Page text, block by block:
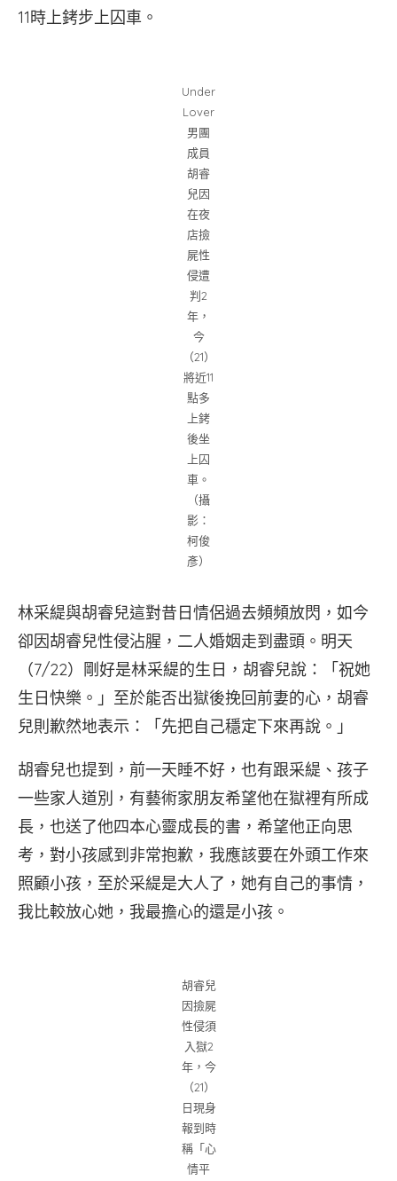
11時上銬步上囚車。
Under
Lover
男團
成員
胡睿
兒因
在夜
店撿
屍性
侵遭
判2
年，
今
（21）
將近11
點多
上銬
後坐
上囚
車。
（攝
影：
柯俊
彥）
林采緹與胡睿兒這對昔日情侶過去頻頻放閃，如今
卻因胡睿兒性侵沾腥，二人婚姻走到盡頭。明天
（7/22）剛好是林采緹的生日，胡睿兒說：「祝她
生日快樂。」至於能否出獄後挽回前妻的心，胡睿
兒則歉然地表示：「先把自己穩定下來再說。」
胡睿兒也提到，前一天睡不好，也有跟采緹、孩子
一些家人道別，有藝術家朋友希望他在獄裡有所成
長，也送了他四本心靈成長的書，希望他正向思
考，對小孩感到非常抱歉，我應該要在外頭工作來
照顧小孩，至於采緹是大人了，她有自己的事情，
我比較放心她，我最擔心的還是小孩。
胡睿兒
因撿屍
性侵須
入獄2
年，今
（21）
日現身
報到時
稱「心
情平